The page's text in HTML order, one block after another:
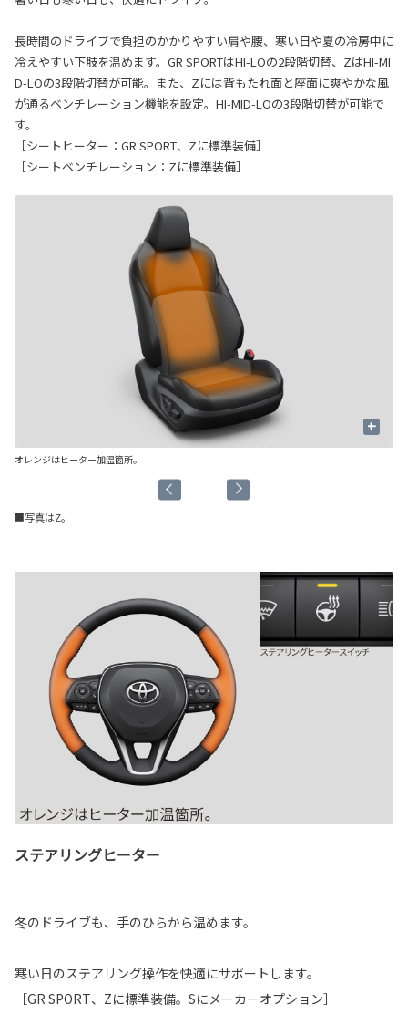
長時間のドライブで負担のかかりやすい肩や腰、寒い日や夏の冷房中に
冷えやすい下肢を温めます。GR SPORTはHI-LOの2段階切替、ZはHI-MI
D-LOの3段階切替が可能。また、Zには背もたれ面と座面に爽やかな風
が通るベンチレーション機能を設定。HI-MID-LOの3段階切替が可能で
す。
［シートヒーター：GR SPORT、Zに標準装備］
［シートベンチレーション：Zに標準装備］
+
オレンジはヒーター加温箇所。
■写真はZ。
ステアリングヒーター
冬のドライブも、手のひらから温めます。
寒い日のステアリング操作を快適にサポートします。
［GR SPORT、Zに標準装備。Sにメーカーオプション］